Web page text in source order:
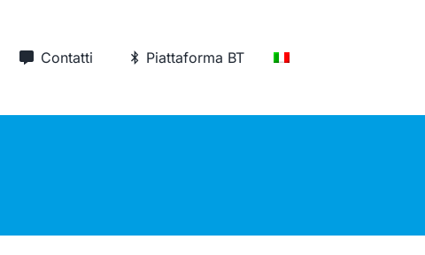
Elettronica
Contatti Piattaforma BT